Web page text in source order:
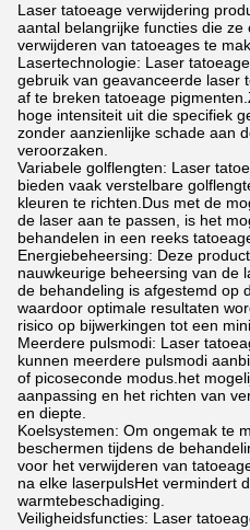
Laser tatoeage verwijdering
aantal belangrijke functies die
verwijderen van tatoeages te
Lasertechnologie: Laser
gebruik van geavanceerde laser
af te breken tatoeage
hoge intensiteit uit die specifiek
zonder aanzienlijke schade aan
veroorzaken.
Variabele golflengten: Laser
bieden vaak verstelbare
kleuren te richten.Dus met de
de laser aan te passen, is het
behandelen in een reeks
Energiebeheersing: Deze
nauwkeurige beheersing van de
de behandeling is afgestemd op
waardoor optimale resultaten
risico op bijwerkingen tot een
Meerdere pulsmodi: Laser
kunnen meerdere pulsmodi
of picoseconde modus.het
aanpassing en het richten van
en diepte.
Koelsystemen: Om ongemak te
beschermen tijdens de
voor het verwijderen van
na elke laserpulsHet vermindert
warmtebeschadiging.
Veiligheidsfuncties: Laser